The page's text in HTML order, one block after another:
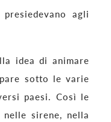
agli
idea di animare
sotto le varie
paesi. Così le
sirene, nella